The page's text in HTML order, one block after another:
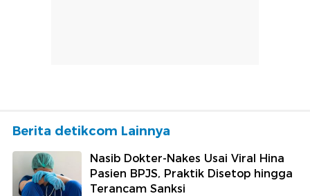
Berita detikcom Lainnya
Nasib Dokter-Nakes Usai Viral Hina
Pasien BPJS, Praktik Disetop hingga
Terancam Sanksi